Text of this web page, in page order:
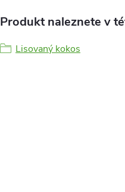
Produkt naleznete v
Lisovaný kokos